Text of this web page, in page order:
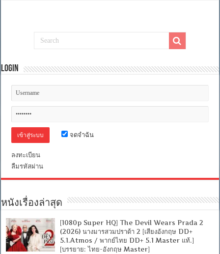
Login
จดจำฉัน
ลงทะเบียน
ลืมรหัสผ่าน
หนังเรื่องล่าสุด
[1080p Super HQ] The Devil Wears Prada 2
(2026) นางมารสวมปราด้า 2 [เสียงอังกฤษ DD+
5.1.Atmos / พากย์ไทย DD+ 5.1 Master แท้.]
[บรรยาย: ไทย-อังกฤษ Master]